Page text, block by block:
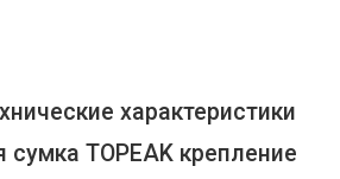
характеристики
TOPEAK крепление